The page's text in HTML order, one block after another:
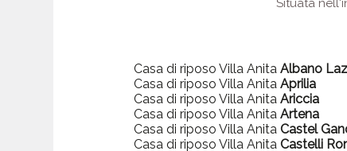
Situata
Casa di riposo Villa Anita Albano
Casa di riposo Villa Anita Aprilia
Casa di riposo Villa Anita Ariccia
Casa di riposo Villa Anita Artena
Casa di riposo Villa Anita Castel
Casa di riposo Villa Anita Castelli